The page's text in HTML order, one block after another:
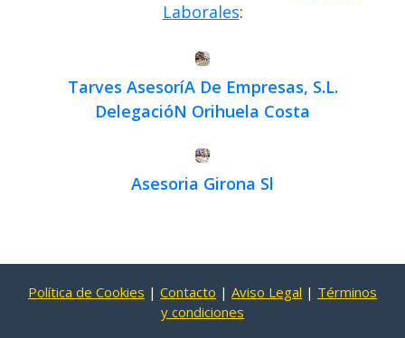
Laborales:
Tarves AsesoríA De Empresas, S.L.
DelegacióN Orihuela Costa
Asesoria Girona Sl
Política de Cookies | Contacto | Aviso Legal | Términos
y condiciones